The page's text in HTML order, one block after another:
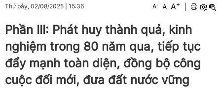
Thứ bảy, 02/08/2025 15:36 A- A A+
Phần III: Phát huy thành quả, kinh
nghiệm trong 80 năm qua, tiếp tục
đẩy mạnh toàn diện, đồng bộ công
cuộc đối mới, đưa đất nước vững